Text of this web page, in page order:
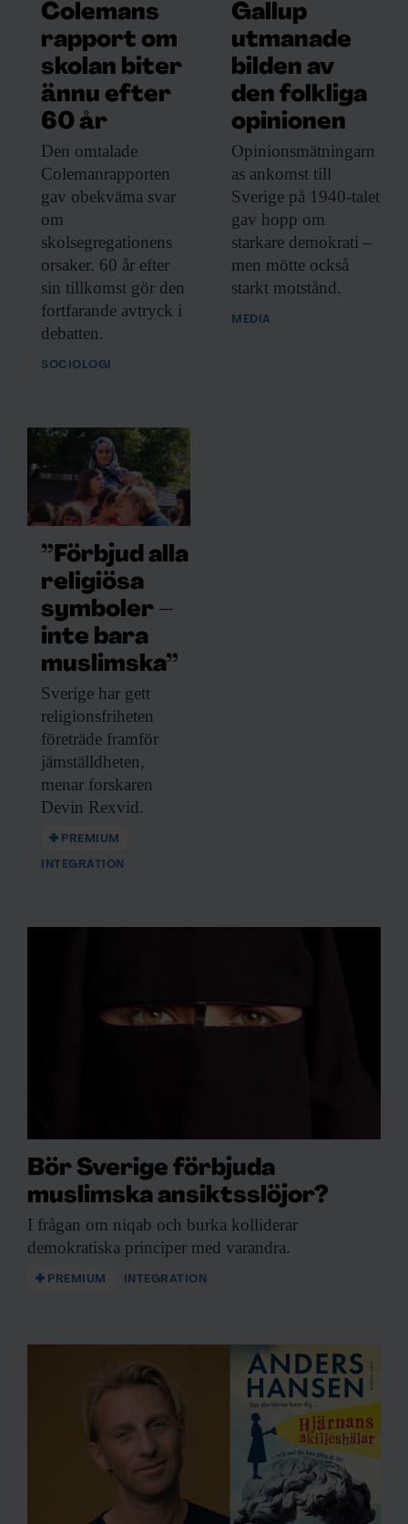
Colemans
rapport om
skolan biter
ännu efter
60 år
Den omtalade
Colemanrapporten
gav obekväma svar
om
skolsegregationens
orsaker. 60 år efter
sin tillkomst gör den
fortfarande avtryck i
debatten.
SOCIOLOGI
Gallup
utmanade
bilden av
den folkliga
opinionen
Opinionsmätningarn
as ankomst till
Sverige på 1940-talet
gav hopp om
starkare demokrati –
men mötte också
starkt motstånd.
MEDIA
”Förbjud alla
religiösa
symboler –
inte bara
muslimska”
Sverige har gett
religionsfriheten
företräde framför
jämställdheten,
menar forskaren
Devin Rexvid.
PREMIUM
INTEGRATION
Bör Sverige förbjuda
muslimska ansiktsslöjor?
I frågan om niqab och burka kolliderar
demokratiska principer med varandra.
PREMIUM INTEGRATION